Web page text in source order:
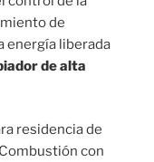
de
energía liberada
de alta
residencia de
con